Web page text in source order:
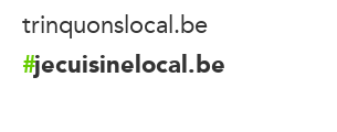
trinquonslocal.be
jecuisinelocal.be